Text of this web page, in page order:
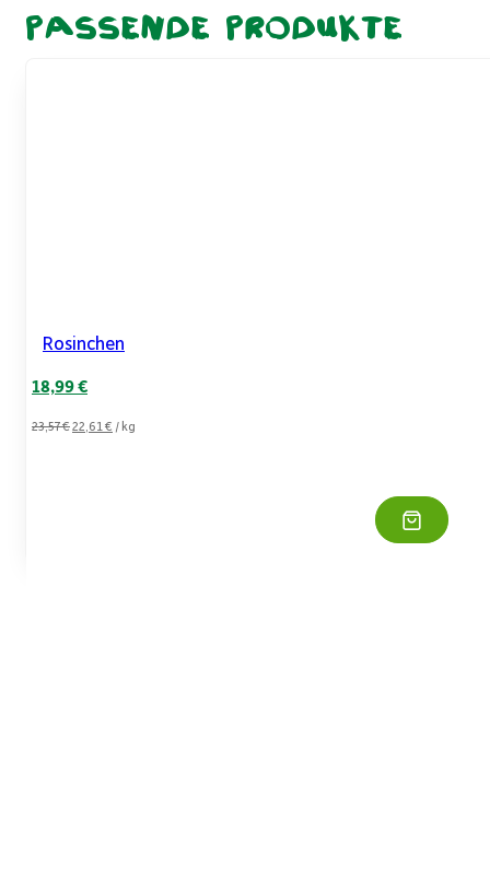
Passende Produkte
Rosinchen
Ursprünglicher
war:
18,99€Aktueller
ist:
23,57€22,61 € / kg